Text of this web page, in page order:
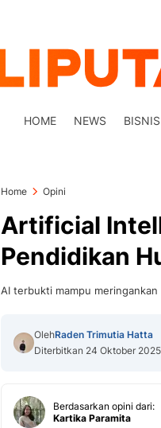
HOME NEWS BISNIS
Home Opini
Artificial
Pendidikan
AI terbukti mampu
OlehRaden Trimutia Hatta
Diterbitkan 24 Oktober
Berdasarkan opini dari:
Kartika Paramita